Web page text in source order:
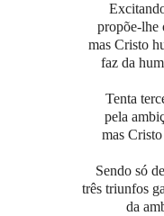
propõe-lhe
mas Cristo
faz da
Tenta
pela
mas
Sendo só
três triunfos
da